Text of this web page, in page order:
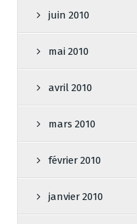
juin 2010
mai 2010
avril 2010
mars 2010
février 2010
janvier 2010